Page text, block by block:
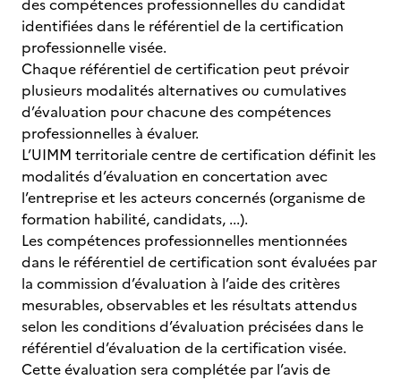
des compétences professionnelles du candidat
identifiées dans le référentiel de la certification
professionnelle visée.
Chaque référentiel de certification peut prévoir
plusieurs modalités alternatives ou cumulatives
d’évaluation pour chacune des compétences
professionnelles à évaluer.
L’UIMM territoriale centre de certification définit les
modalités d’évaluation en concertation avec
l’entreprise et les acteurs concernés (organisme de
formation habilité, candidats, ...).
Les compétences professionnelles mentionnées
dans le référentiel de certification sont évaluées par
la commission d’évaluation à l’aide des critères
mesurables, observables et les résultats attendus
selon les conditions d’évaluation précisées dans le
référentiel d’évaluation de la certification visée.
Cette évaluation sera complétée par l’avis de